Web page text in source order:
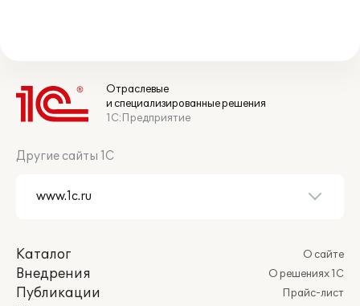
Отраслевые
и специализированные решения
1С:Предприятие
Другие сайты 1С
Каталог
Внедрения
Публикации
О сайте
О решениях 1С
Прайс-лист